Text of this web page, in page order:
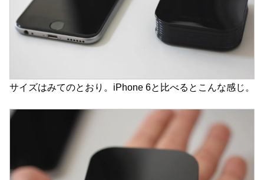
サイズはみてのとおり。iPhone 6と比べるとこんな感じ。